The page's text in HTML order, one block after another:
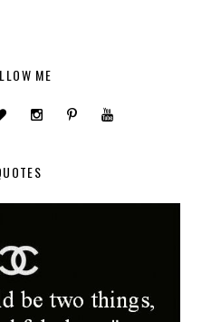
ME